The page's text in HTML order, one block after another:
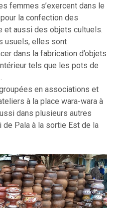
femmes s’exercent dans le
la confection des
et aussi des objets cultuels.
usuels, elles sont
dans la fabrication d’objets
tels que les pots de
en associations et
à la place wara-wara à
dans plusieurs autres
Pala à la sortie Est de la